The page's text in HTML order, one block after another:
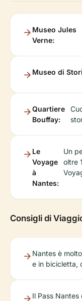
Museo Jules
Verne:
Museo di
Quartiere
Bouffay:
Le
Voyage
à
Nantes:
Un
oltre
Consigli di
Nantes è
e in bicicletta,
Il Pass